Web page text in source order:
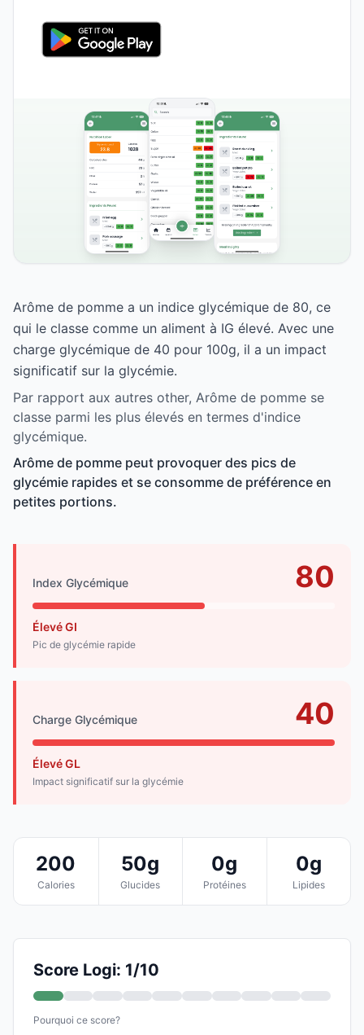
Arôme de pomme a un indice glycémique de 80, ce
qui le classe comme un aliment à IG élevé. Avec une
charge glycémique de 40 pour 100g, il a un impact
significatif sur la glycémie.
Par rapport aux autres other, Arôme de pomme se
classe parmi les plus élevés en termes d'indice
glycémique.
Arôme de pomme peut provoquer des pics de
glycémie rapides et se consomme de préférence en
petites portions.
Index Glycémique 80
Élevé GI
Pic de glycémie rapide
Charge Glycémique 40
Élevé GL
Impact significatif sur la glycémie
200
Calories
50g
Glucides
0g
Protéines
0g
Lipides
Score Logi: 1/10
Pourquoi ce score?